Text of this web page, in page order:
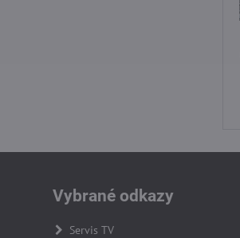
Vybrané odkazy
Servis TV